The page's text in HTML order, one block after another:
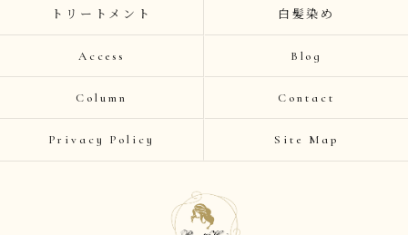
トリートメント 白髪染め
Access Blog
Column Contact
Privacy Policy Site Map